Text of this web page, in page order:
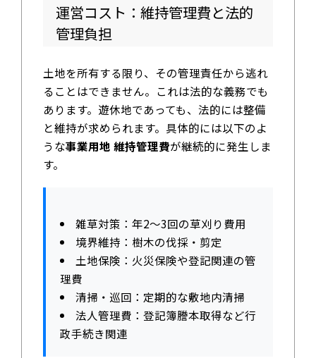
運営コスト：維持管理費と法的
管理負担
土地を所有する限り、その管理責任から逃れ
ることはできません。これは法的な義務でも
あります。遊休地であっても、法的には整備
と維持が求められます。具体的には以下のよ
うな事業用地 維持管理費が継続的に発生しま
す。
雑草対策：年2～3回の草刈り費用
境界維持：樹木の伐採・剪定
土地保険：火災保険や登記関連の管
理費
清掃・巡回：定期的な敷地内清掃
法人管理費：登記簿謄本取得など行
政手続き関連